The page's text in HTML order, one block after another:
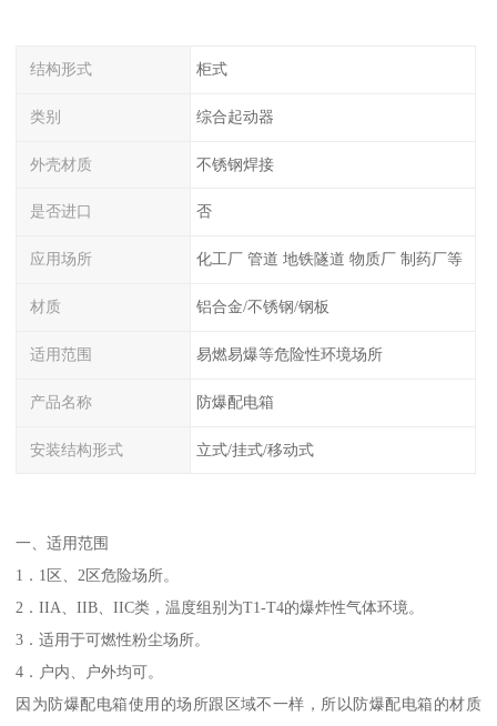
结构形式 柜式
类别 综合起动器
外壳材质 不锈钢焊接
是否进口 否
应用场所 化工厂 管道 地铁隧道 物质厂 制药厂等
材质 铝合金/不锈钢/钢板
适用范围 易燃易爆等危险性环境场所
产品名称 防爆配电箱
安装结构形式 立式/挂式/移动式
一、适用范围
1．1区、2区危险场所。
2．IIA、IIB、IIC类，温度组别为T1-T4的爆炸性气体环境。
3．适用于可燃性粉尘场所。
4．户内、户外均可。
因为防爆配电箱使用的场所跟区域不一样，所以防爆配电箱的材质